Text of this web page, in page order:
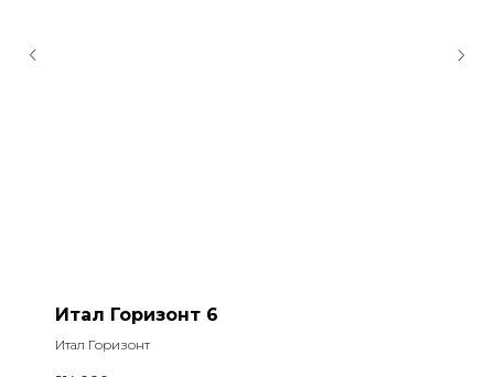
Итал Горизонт 6
Итал Горизонт